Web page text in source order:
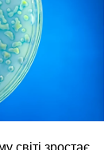
світі зростає